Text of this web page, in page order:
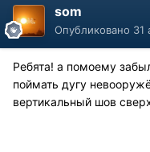
som
Опубликовано 31
Ребята! а помоему
поймать дугу
вертикальный шов